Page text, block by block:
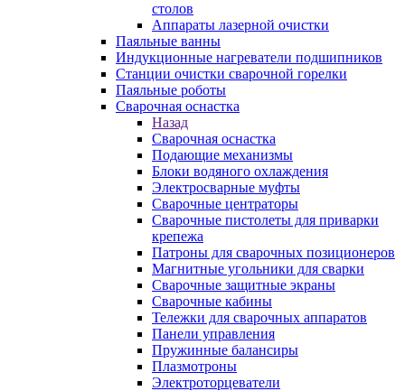
столов
Аппараты лазерной очистки
Паяльные ванны
Индукционные нагреватели подшипников
Станции очистки сварочной горелки
Паяльные роботы
Сварочная оснастка
Назад
Сварочная оснастка
Подающие механизмы
Блоки водяного охлаждения
Электросварные муфты
Сварочные центраторы
Сварочные пистолеты для приварки
крепежа
Патроны для сварочных позиционеров
Магнитные угольники для сварки
Сварочные защитные экраны
Сварочные кабины
Тележки для сварочных аппаратов
Панели управления
Пружинные балансиры
Плазмотроны
Электроторцеватели